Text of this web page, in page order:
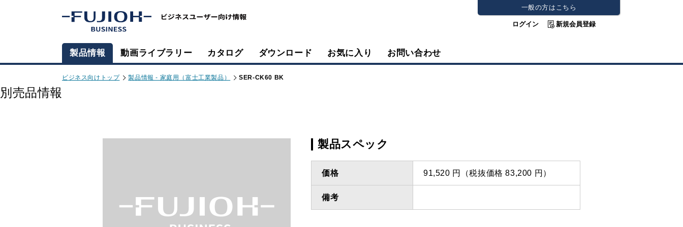
一般の方はこちら
ログイン 新規会員登録
製品情報 動画ライブラリー カタログ ダウンロード お気に入り お問い合わせ
ビジネス向けトップ 製品情報 - 家庭用（富士工業製品） SER-CK60 BK
別売品情報
製品スペック
価格 91,520 円（税抜価格 83,200 円）
備考